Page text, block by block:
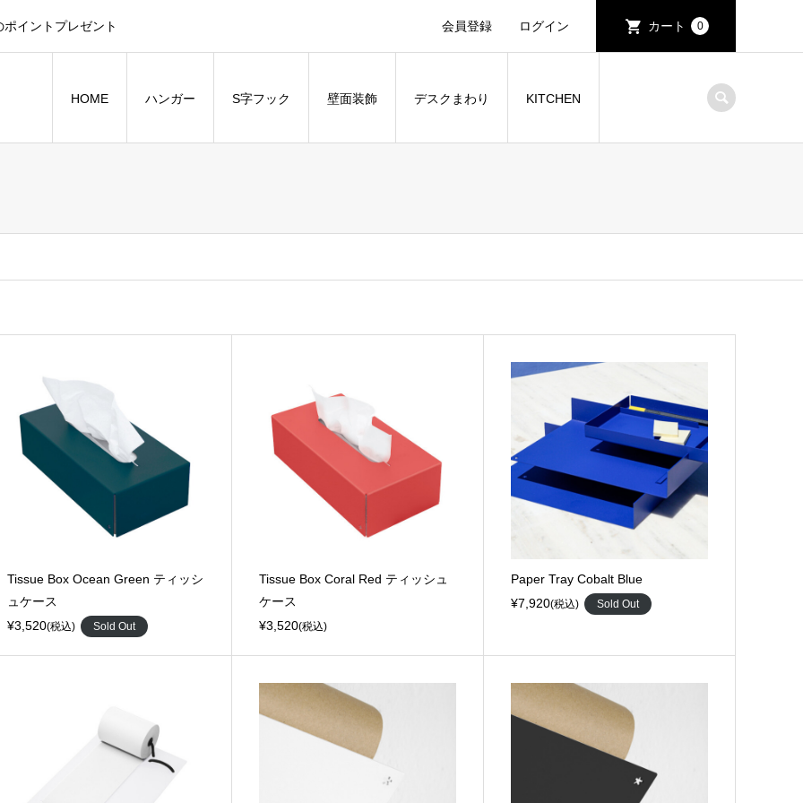
イントプレゼント 会員登録 ログイン カート 0
HOME ハンガー S字フック 壁面装飾 デスクまわり KITCHEN
Tissue Box Ocean Green ティッシ
ュケース
¥3,520(税込) Sold Out
Tissue Box Coral Red ティッシュ
ケース
¥3,520(税込)
Paper Tray Cobalt Blue
¥7,920(税込) Sold Out